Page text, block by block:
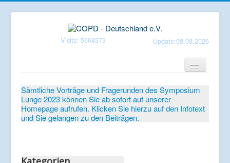
Visits: 5668373 Update:08.08.2026
Verein
Patientenbroschüren
Mediathek
Sämtliche Vorträge und Fragerunden des Symposium
Lunge 2023 können Sie ab sofort auf unserer
Homepage aufrufen. Klicken Sie hierzu auf den Infotext
und Sie gelangen zu den Beiträgen.